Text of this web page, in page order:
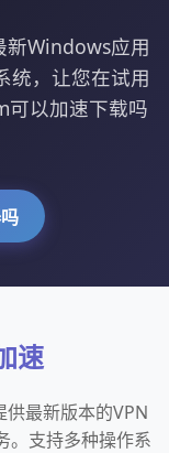
新Windows应用
统，让您在试用
可以加速下载吗
速
最新版本的VPN
。支持多种操作系